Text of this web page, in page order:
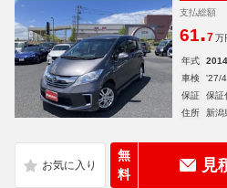
支払総額
61.7 万
年式
車検
'27/4
保証
保証
住所
新潟
無
料
見